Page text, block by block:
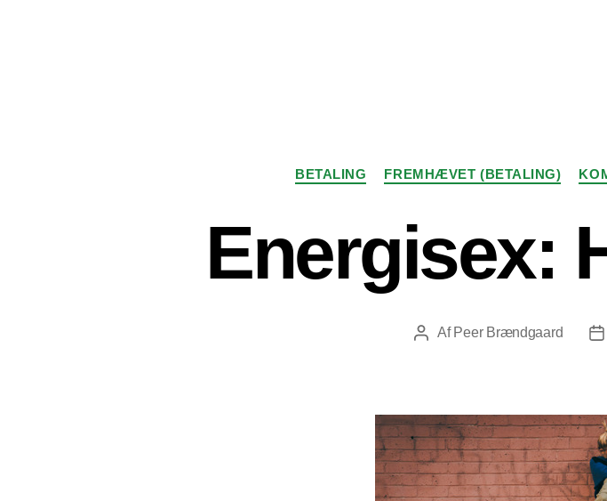
BETALING FREMHÆVET (BETALING)
Energisex:
Indlægsforfatter
Af Peer Brændgaard